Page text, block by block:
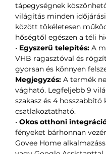
tápegységnek
világítás minden
között tökéletesen
hőségtől egészen a téli
• Egyszerű telepítés: A
VHB ragasztóval és
gyorsan és könnyen
Megjegyzés: A termék
vágható. Legfeljebb 9
szakasz és 4 hosszabbító
csatlakoztatható.
• Okos otthoni
fényeket bárhonnan
Govee Home